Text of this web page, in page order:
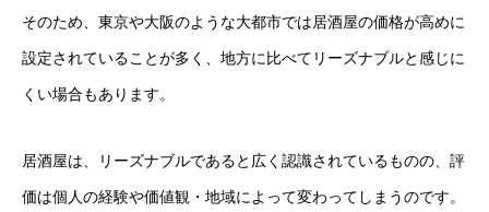
そのため、東京や大阪のような大都市では居酒屋の価格が高めに
設定されていることが多く、地方に比べてリーズナブルと感じに
くい場合もあります。
居酒屋は、リーズナブルであると広く認識されているものの、評
価は個人の経験や価値観・地域によって変わってしまうのです。